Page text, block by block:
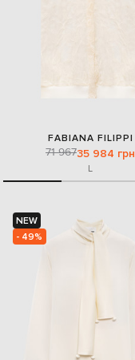
FABIANA FILIPPI
71 96735 984 грн
L
NEW
- 49%